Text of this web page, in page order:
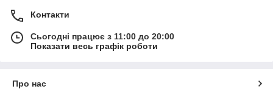
Контакти
Сьогодні працює з 11:00 до 20:00
Показати весь графік роботи
Про нас